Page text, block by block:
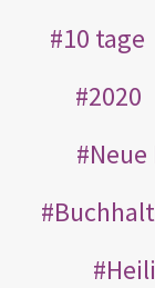
10 tage
2020
Neue